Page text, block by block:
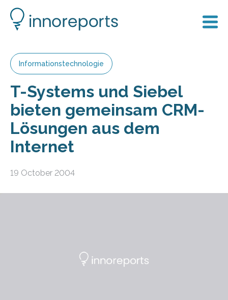
Informationstechnologie
T-Systems und Siebel
bieten gemeinsam CRM-
Lösungen aus dem
Internet
19 October 2004